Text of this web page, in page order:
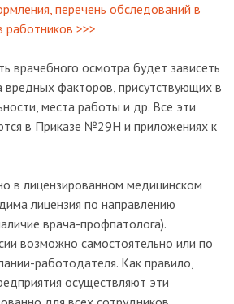
перечень обследований в
>>>
врачебного осмотра будет зависеть
вредных факторов, присутствующих в
места работы и др. Все эти
в Приказе №29Н и приложениях к
в лицензированном медицинском
лицензия по направлению
врача-профпатолога).
возможно самостоятельно или по
работодателя. Как правило,
осуществляют эти